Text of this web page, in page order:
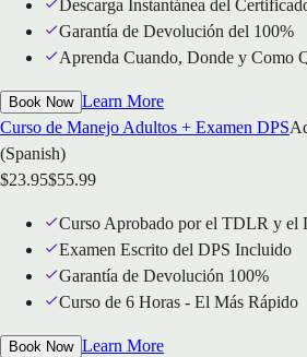
Descarga Instantánea del
Garantía de Devolución del 100%
Aprenda Cuando, Donde y Como
Book Now Learn More
Curso de Manejo Adultos + Examen DPS
(Spanish)
$23.95$55.99
Curso Aprobado por el TDLR y el
Examen Escrito del DPS Incluido
Garantía de Devolución 100%
Curso de 6 Horas - El Más Rápido
Book Now Learn More